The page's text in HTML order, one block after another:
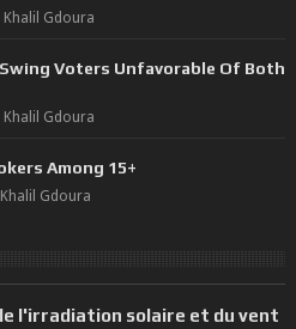
Khalil Gdoura
Voters Unfavorable Of Both
Khalil Gdoura
Among 15+
Khalil Gdoura
l'irradiation solaire et du vent